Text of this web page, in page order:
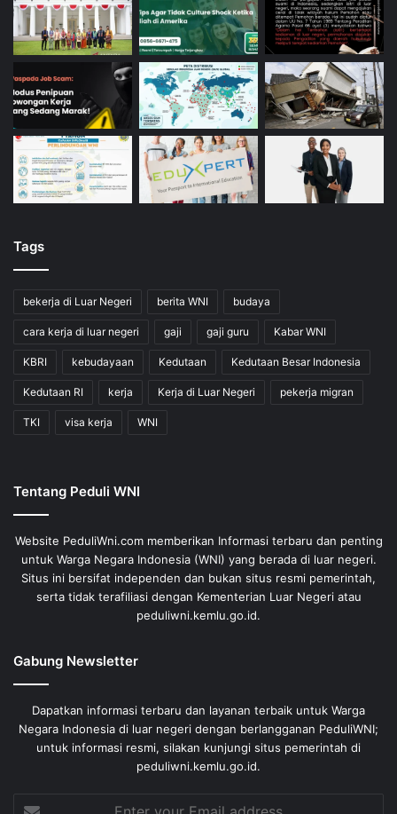
Tags
bekerja di Luar Negeri berita WNI budaya
cara kerja di luar negeri gaji gaji guru Kabar WNI
KBRI kebudayaan Kedutaan Kedutaan Besar Indonesia
Kedutaan RI kerja Kerja di Luar Negeri pekerja migran
TKI visa kerja WNI
Tentang Peduli WNI
Website PeduliWni.com memberikan Informasi terbaru dan penting
untuk Warga Negara Indonesia (WNI) yang berada di luar negeri.
Situs ini bersifat independen dan bukan situs resmi pemerintah,
serta tidak terafiliasi dengan Kementerian Luar Negeri atau
peduliwni.kemlu.go.id.
Gabung Newsletter
Dapatkan informasi terbaru dan layanan terbaik untuk Warga
Negara Indonesia di luar negeri dengan berlangganan PeduliWNI;
untuk informasi resmi, silakan kunjungi situs pemerintah di
peduliwni.kemlu.go.id.